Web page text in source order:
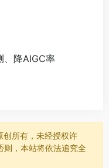
、降AIGC率
创所有，未经授权许
则，本站将依法追究全